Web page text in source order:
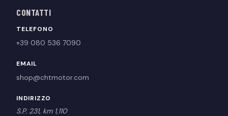
CONTATTI
TELEFONO
+39 080 536 7090
EMAIL
shop@chtmotor.com
INDIRIZZO
S.P. 231, km 1,110